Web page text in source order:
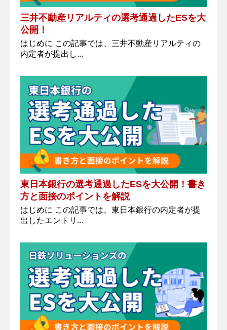
三井不動産リアルティの選考通過したESを大
公開！
はじめに この記事では、三井不動産リアルティの
内定者が提出し...
東日本銀行の選考通過したESを大公開！書き
方と面接のポイントを解説
はじめに この記事では、東日本銀行の内定者が提
出したエントリ...